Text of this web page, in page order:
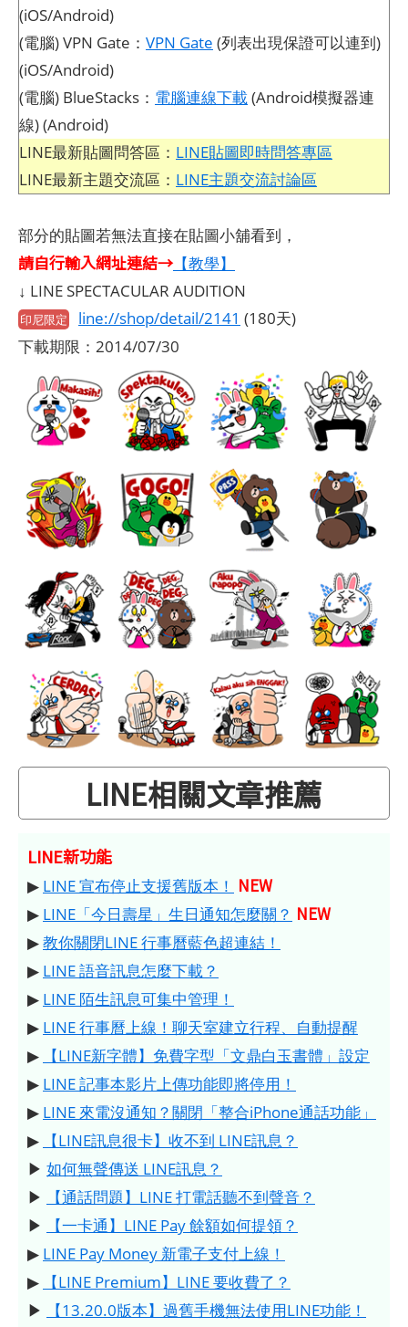
(iOS/Android)
(電腦) VPN Gate： VPN Gate (列表出現保證可以連到)
(iOS/Android)
(電腦) BlueStacks： 電腦連線下載(Android模擬器連
線) (Android)
LINE最新貼圖問答區： LINE貼圖即時問答專區
LINE最新主題交流區： LINE主題交流討論區
部分的貼圖若無法直接在貼圖小舖看到，
請自行輸入網址連結→【教學】
↓ LINE SPECTACULAR AUDITION
印尼限定 line://shop/detail/2141 (180天)
下載期限：2014/07/30
LINE相關文章推薦
LINE新功能
▶ LINE 宣布停止支援舊版本！ NEW
▶ LINE「今日壽星」生日通知怎麼關？ NEW
▶教你關閉LINE 行事曆藍色超連結！
▶ LINE 語音訊息怎麼下載？
▶ LINE 陌生訊息可集中管理！
▶ LINE 行事曆上線！聊天室建立行程、自動提醒
▶
【LINE新字體】免費字型「文鼎白玉書體」設定
▶ LINE 記事本影片上傳功能即將停用！
▶ LINE 來電沒通知？關閉「整合iPhone通話功能」
▶
【LINE訊息很卡】收不到 LINE訊息？
▶ 如何無聲傳送 LINE訊息？
▶
【通話問題】LINE 打電話聽不到聲音？
▶
【一卡通】LINE Pay 餘額如何提領？
▶ LINE Pay Money 新電子支付上線！
▶
【LINE Premium】LINE 要收費了？
▶
【13.20.0版本】過舊手機無法使用LINE功能！